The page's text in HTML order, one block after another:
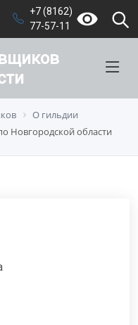
+7 (8162)
77-57-11
О гильдии
Новгородской области